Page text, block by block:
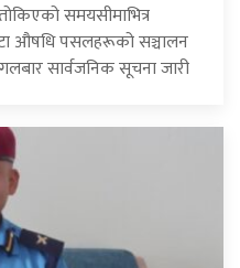
समयसीमाभित्र
औषधि पसलहरूको सञ्चालन
सार्वजनिक सूचना जारी